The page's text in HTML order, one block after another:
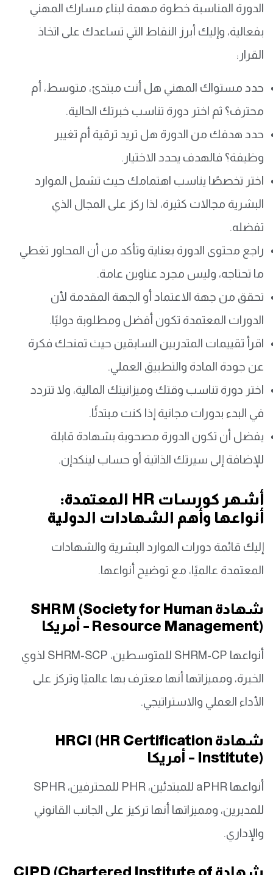
الدورة المناسبة خطوة مهمة لبناء مسارك المهني
بفعالية، وإليك أبرز النقاط التي تساعدك على اتخاذ
القرار:
حدد مستواك المهني هل أنت مبتدئ، متوسط، أم
محترف؟ ثم اختر دورة تناسب خبرتك الحالية.
حدد هدفك من الدورة هل تريد ترقية أم تغيير
وظيفة؟ فالهدف يحدد الاختيار.
اختر تخصصًا يناسب اهتمامك حيث تشمل الموارد
البشرية مجالات كثيرة، لذا ركز على المجال الذي
تفضله.
راجع محتوى الدورة بعناية وتأكد من أن المحاور تغطي
ما تحتاجه، وليس مجرد عناوين عامة.
تحقق من جهة الاعتماد أو الجهة المقدمة لأن
الدورات المعتمدة تكون أفضل ومطلوبة دوليًا.
اقرأ تقييمات المتدربين السابقين حيث تمنحك فكرة
عن جودة المادة والتطبيق العملي.
اختر دورة تناسب وقتك وميزانيتك المالية، ولا تتردد
في البدء بدورات مجانية إذا كنت مبتدئًا.
يفضل أن تكون الدورة مصحوبة بشهادة قابلة
للإضافة إلى سيرتك الذاتية أو حساب لينكدإن.
أشهر كورسات HR المعتمدة:
أنواعها وأهم الشهادات الدولية
إليك قائمة دورات الموارد البشرية والشهادات
المعتمدة عالميًا، مع توضيح أنواعها.
شهادة SHRM (Society for Human
Resource Management) – أمريكا
أنواعها SHRM-CP للمتوسطين، SHRM-SCP لذوي
الخبرة، ومميزاتها أنها معترف بها عالميًا وتركز على
الأداء العملي والاستراتيجي.
شهادة HRCI (HR Certification
Institute) – أمريكا
أنواعها aPHR للمبتدئين، PHR للمحترفين، SPHR
للمديرين، ومميزاتها أنها تركيز على الجانب القانوني
والإداري.